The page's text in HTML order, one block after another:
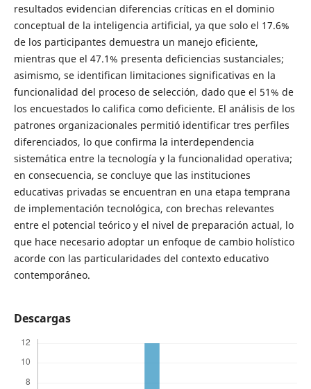
resultados evidencian diferencias críticas en el dominio
conceptual de la inteligencia artificial, ya que solo el 17.6%
de los participantes demuestra un manejo eficiente,
mientras que el 47.1% presenta deficiencias sustanciales;
asimismo, se identifican limitaciones significativas en la
funcionalidad del proceso de selección, dado que el 51% de
los encuestados lo califica como deficiente. El análisis de los
patrones organizacionales permitió identificar tres perfiles
diferenciados, lo que confirma la interdependencia
sistemática entre la tecnología y la funcionalidad operativa;
en consecuencia, se concluye que las instituciones
educativas privadas se encuentran en una etapa temprana
de implementación tecnológica, con brechas relevantes
entre el potencial teórico y el nivel de preparación actual, lo
que hace necesario adoptar un enfoque de cambio holístico
acorde con las particularidades del contexto educativo
contemporáneo.
Descargas